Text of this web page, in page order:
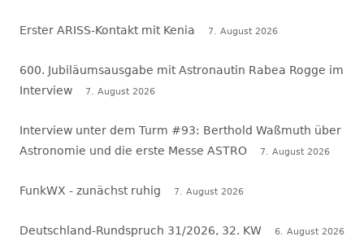
Erster ARISS-Kontakt mit Kenia 7. August 2026
600. Jubiläumsausgabe mit Astronautin Rabea Rogge im
Interview
7. August 2026
Interview unter dem Turm #93: Berthold Waßmuth über
Astronomie und die erste Messe ASTRO
7. August 2026
FunkWX - zunächst ruhig 7. August 2026
Deutschland-Rundspruch 31/2026, 32. KW 6. August 2026